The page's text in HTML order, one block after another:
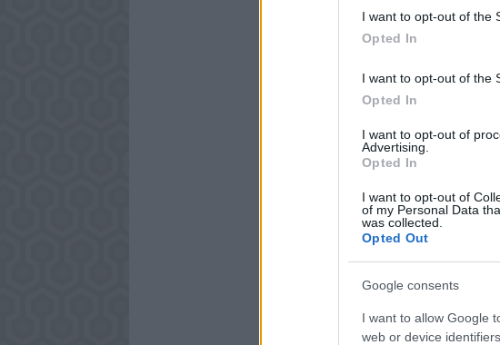
I want to opt-out of the
Opted In
I want to opt-out of the
Opted In
I want to opt-out of
Advertising.
Opted In
I want to opt-out of
of my Personal Data
was collected.
Opted Out
Google consents
I want to allow Google
web or device